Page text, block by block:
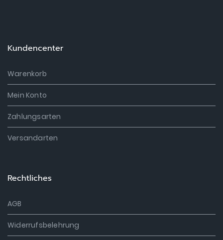
Kundencenter
Warenkorb
Mein Konto
Zahlungsarten
Versandarten
Rechtliches
AGB
Widerrufsbelehrung